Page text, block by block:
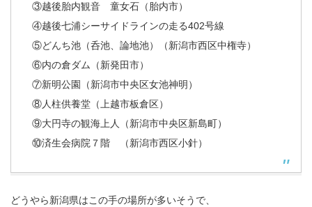
③越後胎内観音 童女石（胎内市）
④越後七浦シーサイドラインの走る402号線
⑤どんち池（呑池、論地池）（新潟市西区中権寺）
⑥内の倉ダム（新発田市）
⑦新明公園（新潟市中央区女池神明）
⑧人柱供養堂（上越市板倉区）
⑨大円寺の観海上人（新潟市中央区新島町）
⑩済生会病院７階 （新潟市西区小針）
どうやら新潟県はこの手の場所が多いそうで、